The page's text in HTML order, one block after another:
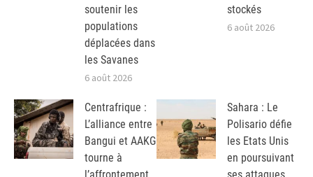
soutenir les
populations
déplacées dans
les Savanes
6 août 2026
stockés
6 août 2026
Centrafrique :
L’alliance entre
Bangui et AAKG
tourne à
Sahara : Le
Polisario défie
les Etats Unis
en poursuivant